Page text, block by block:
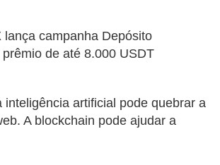
lança campanha Depósito
de até 8.000 USDT
inteligência artificial pode quebrar a
A blockchain pode ajudar a